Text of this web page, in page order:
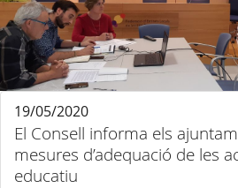
El Consell informa els
mesures d’adequació de les
educatiu
19/05/2020